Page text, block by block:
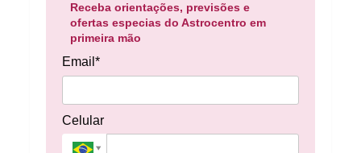
Receba orientações, previsões e
ofertas especias do Astrocentro em
primeira mão
Email*
Celular